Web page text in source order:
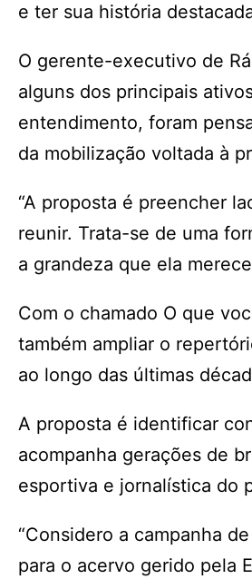
e ter sua história
O gerente-executivo de
alguns dos principais
entendimento, foram
da mobilização voltada à
“A proposta é preencher
reunir. Trata-se de uma
a grandeza que ela
Com o chamado O que
também ampliar o
ao longo das últimas
A proposta é identificar
acompanha gerações de
esportiva e jornalística do
“Considero a campanha
para o acervo gerido pela